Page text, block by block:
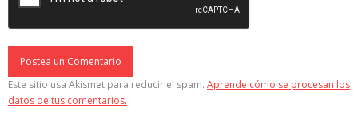
Este sitio usa Akismet para reducir el spam. Aprende cómo se procesan los
datos de tus comentarios.